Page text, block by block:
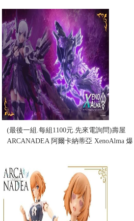
售價:0
(最後一組.每組1100元.先來電詢問)壽屋
ARCANADEA 阿爾卡納蒂亞 XenoAlma 爆